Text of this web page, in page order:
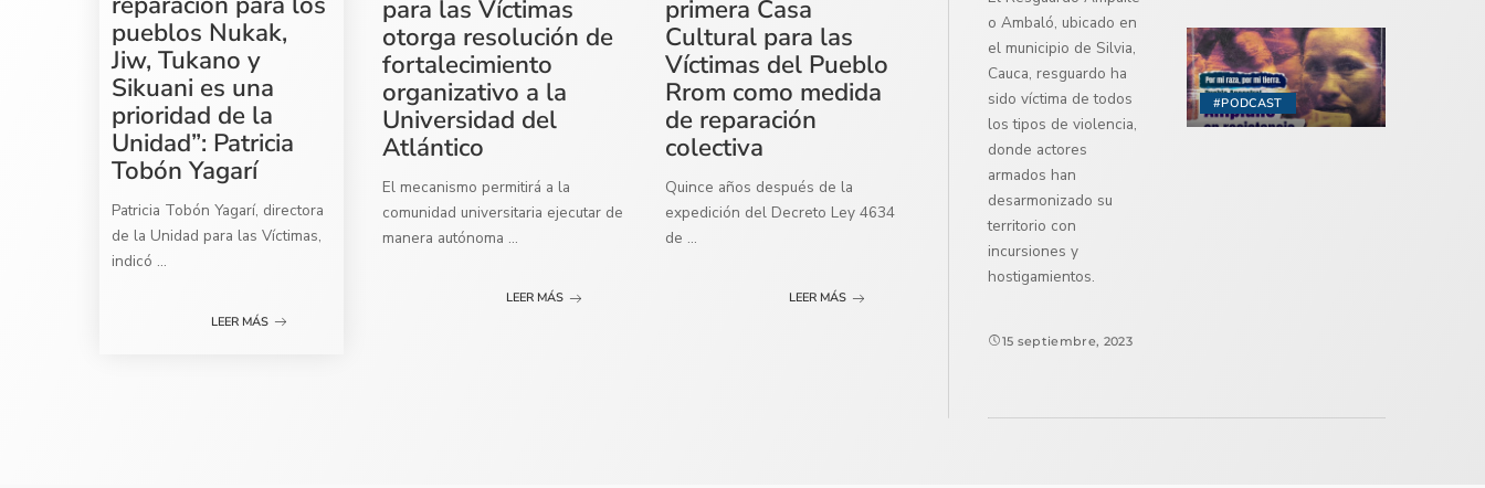
pueblos Nukak,
Jiw, Tukano y
Sikuani es una
prioridad de la
Unidad”: Patricia
Tobón Yagarí
Patricia Tobón Yagarí, directora
de la Unidad para las Víctimas,
indicó ...
LEER MÁS
para las Víctimas
otorga resolución de
fortalecimiento
organizativo a la
Universidad del
Atlántico
El mecanismo permitirá a la
comunidad universitaria ejecutar de
manera autónoma ...
LEER MÁS
primera Casa
Cultural para las
Víctimas del Pueblo
Rrom como medida
de reparación
colectiva
Quince años después de la
expedición del Decreto Ley 4634
de ...
LEER MÁS
#PODCAST
o Ambaló, ubicado en
el municipio de Silvia,
Cauca, resguardo ha
sido víctima de todos
los tipos de violencia,
donde actores
armados han
desarmonizado su
territorio con
incursiones y
hostigamientos.
15 septiembre, 2023